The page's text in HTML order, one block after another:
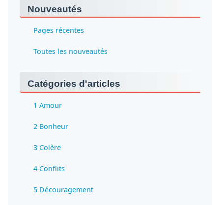
Nouveautés
Pages récentes
Toutes les nouveautés
Catégories d'articles
1 Amour
2 Bonheur
3 Colère
4 Conflits
5 Découragement